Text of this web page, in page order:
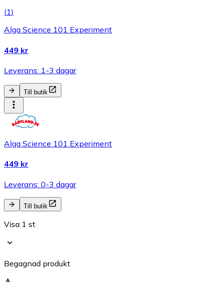
(1)
Alga Science 101 Experiment
449 kr
Leverans: 1-3 dagar
Till butik
Alga Science 101 Experiment
449 kr
Leverans: 0-3 dagar
Till butik
Visa 1 st
Begagnad produkt